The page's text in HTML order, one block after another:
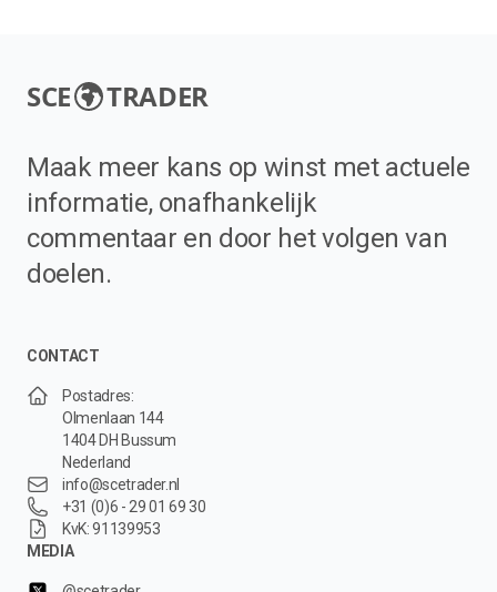
SCE TRADER
Maak meer kans op winst met actuele
informatie, onafhankelijk
commentaar en door het volgen van
doelen.
CONTACT
Postadres:
Olmenlaan 144
1404 DH Bussum
Nederland
info@scetrader.nl
+31 (0)6 - 29 01 69 30
KvK: 91139953
MEDIA